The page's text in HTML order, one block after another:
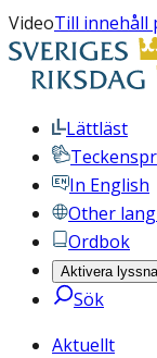
VideoTill innehåll
Lättläst
In English
Other
Ordbok
Aktivera lyssna
Sök
Aktuellt